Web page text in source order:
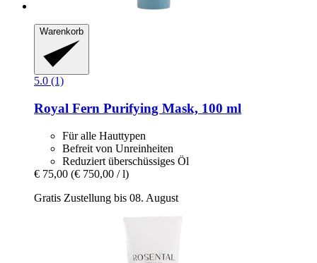
Warenkorb
5.0 (1)
Royal Fern Purifying Mask, 100 ml
Für alle Hauttypen
Befreit von Unreinheiten
Reduziert überschüssiges Öl
€ 75,00 (€ 750,00 / l)
Gratis Zustellung bis 08. August